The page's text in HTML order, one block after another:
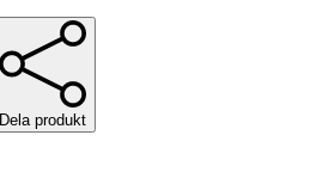
Dela produkt